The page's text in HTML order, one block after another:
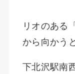
リオのある
から向かう
下北沢駅南